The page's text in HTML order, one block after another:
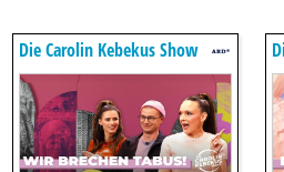
Die Carolin Kebekus Show